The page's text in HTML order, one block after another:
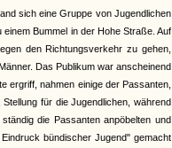
sich eine Gruppe von Jugendlichen
Bummel in der Hohe Straße. Auf
den Richtungsverkehr zu gehen,
Das Publikum war anscheinend
ergriff, nahmen einige der Passanten,
für die Jugendlichen, während
die Passanten anpöbelten und
bündischer Jugend" gemacht